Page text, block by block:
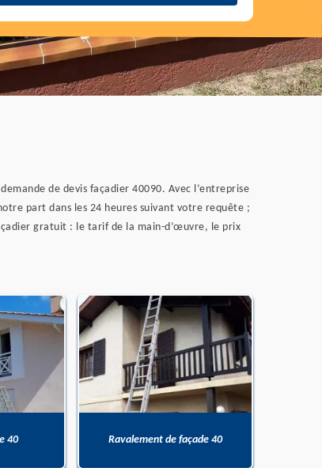
de devis façadier 40090. Avec l’entreprise
part dans les 24 heures suivant votre requête ;
gratuit : le tarif de la main-d’œuvre, le prix
40 Ravalement de façade 40